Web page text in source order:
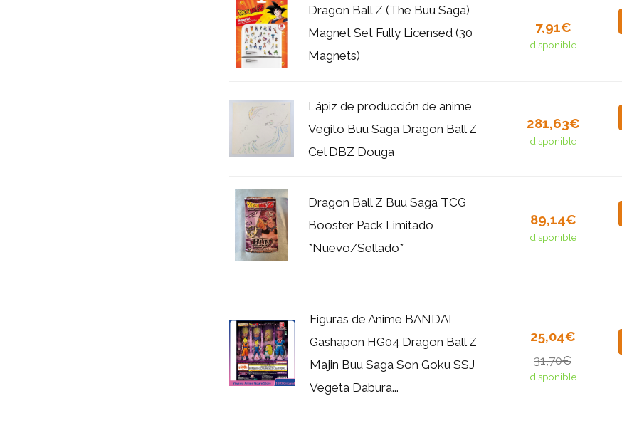
Dragon Ball Z (The Buu Saga)
Magnet Set Fully Licensed (30
Magnets)
7,91€
disponible
Lápiz de producción de anime
Vegito Buu Saga Dragon Ball Z
Cel DBZ Douga
281,63€
disponible
Dragon Ball Z Buu Saga TCG
Booster Pack Limitado
*Nuevo/Sellado*
89,14€
disponible
Figuras de Anime BANDAI
Gashapon HG04 Dragon Ball Z
Majin Buu Saga Son Goku SSJ
Vegeta Dabura...
25,04€
31,70€
disponible